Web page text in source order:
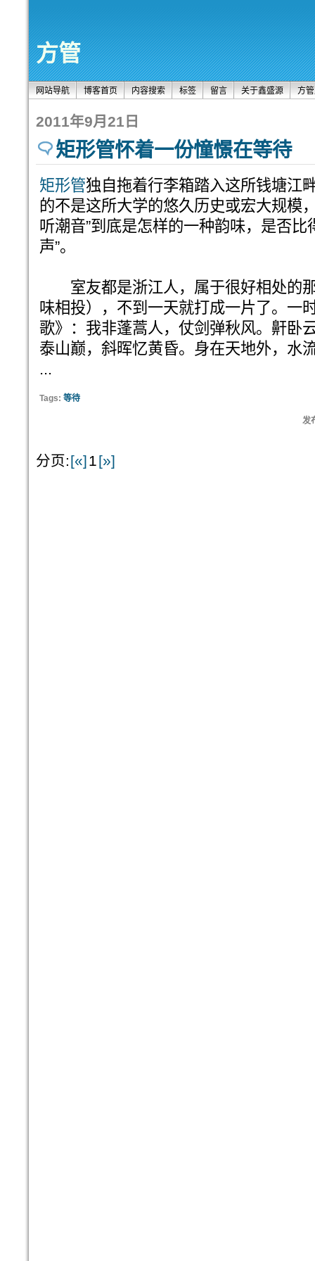
方管
网站导航 博客首页 内容搜索 标签 留言 关于鑫盛源 方
2011年9月21日
矩形管怀着一份憧憬在等待
矩形管独自拖着行李箱踏入这所钱塘江
的不是这所大学的悠久历史或宏大规模
听潮音”到底是怎样的一种韵味，是否比
声”。
室友都是浙江人，属于很好相处的
味相投），不到一天就打成一片了。一
歌》：我非蓬蒿人，仗剑弹秋风。鼾卧
泰山巅，斜晖忆黄昏。身在天地外，水
...
Tags: 等待
发
分页:[«]1[»]